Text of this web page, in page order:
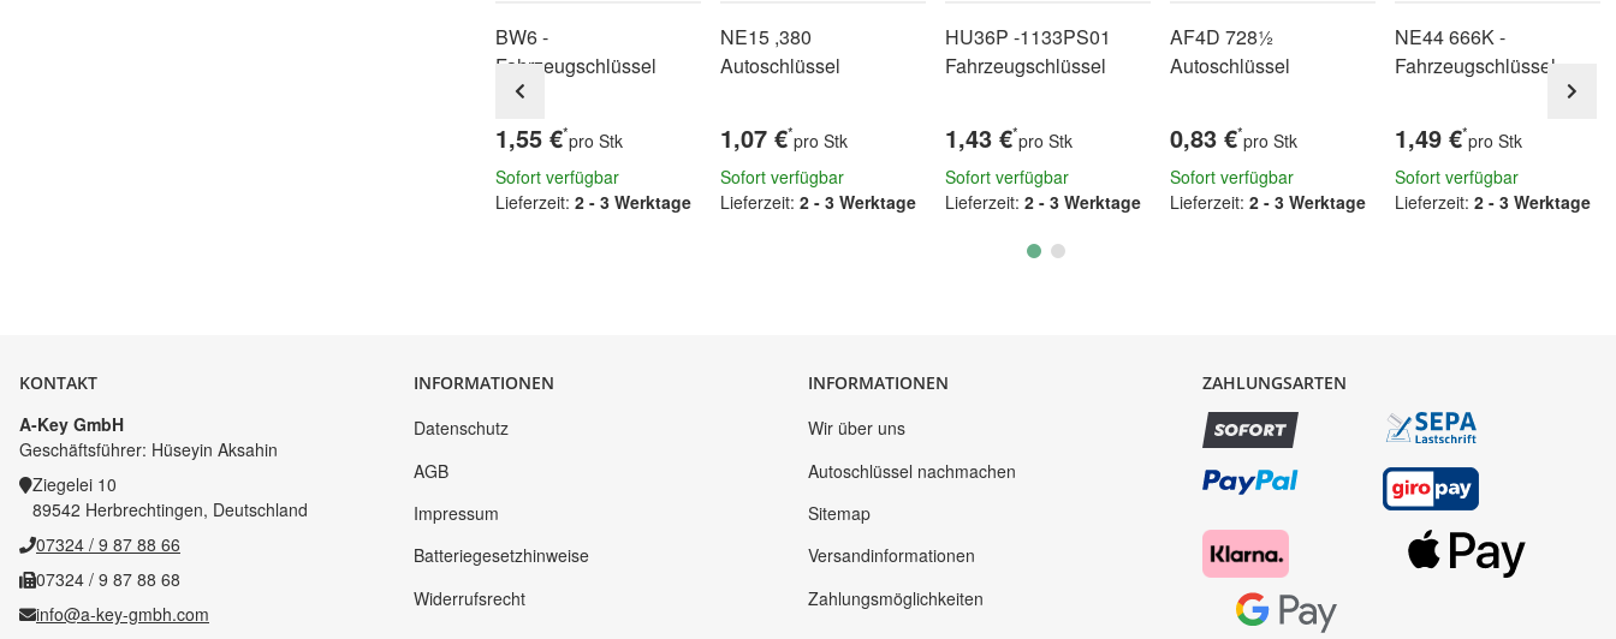
BW6 -
Fahrzeugschlüssel
1,55 €*pro Stk
Sofort verfügbar
Lieferzeit: 2 - 3 Werktage
NE15 ,380
Autoschlüssel
1,07 €*pro Stk
Sofort verfügbar
Lieferzeit: 2 - 3 Werktage
HU36P -1133PS01
Fahrzeugschlüssel
1,43 €*pro Stk
Sofort verfügbar
Lieferzeit: 2 - 3 Werktage
AF4D 728½
Autoschlüssel
0,83 €*pro Stk
Sofort verfügbar
Lieferzeit: 2 - 3 Werktage
NE44 666K -
Fahrzeugschlüssel
1,49 €*pro Stk
Sofort verfügbar
Lieferzeit: 2 - 3 Werktage
KONTAKT
A-Key GmbH
Geschäftsführer: Hüseyin Aksahin
Ziegelei 10
89542 Herbrechtingen, Deutschland
07324 / 9 87 88 66
07324 / 9 87 88 68
info@a-key-gmbh.com
INFORMATIONEN
Datenschutz
AGB
Impressum
Batteriegesetzhinweise
Widerrufsrecht
INFORMATIONEN
Wir über uns
Autoschlüssel nachmachen
Sitemap
Versandinformationen
Zahlungsmöglichkeiten
ZAHLUNGSARTEN